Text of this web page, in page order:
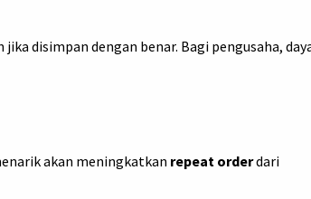
disimpan dengan benar. Bagi pengusaha,
akan meningkatkan repeat orderdari